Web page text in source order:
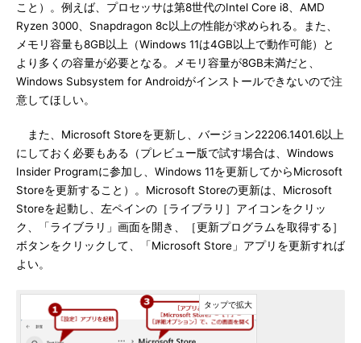
こと）。例えば、プロセッサは第8世代のIntel Core i8、AMD
Ryzen 3000、Snapdragon 8c以上の性能が求められる。また、
メモリ容量も8GB以上（Windows 11は4GB以上で動作可能）と
より多くの容量が必要となる。メモリ容量が8GB未満だと、
Windows Subsystem for Androidがインストールできないので注
意してほしい。
また、Microsoft Storeを更新し、バージョン22206.1401.6以上
にしておく必要もある（プレビュー版で試す場合は、Windows
Insider Programに参加し、Windows 11を更新してからMicrosoft
Storeを更新すること）。Microsoft Storeの更新は、Microsoft
Storeを起動し、左ペインの［ライブラリ］アイコンをクリッ
ク、「ライブラリ」画面を開き、［更新プログラムを取得する］
ボタンをクリックして、「Microsoft Store」アプリを更新すれば
よい。